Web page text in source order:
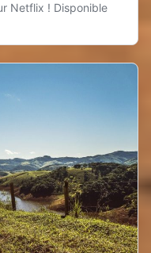
Netflix ! Disponible